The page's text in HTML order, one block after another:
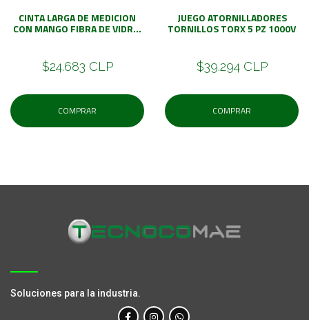
CINTA LARGA DE MEDICION
CON MANGO FIBRA DE VIDR...
$24.683 CLP
COMPRAR
JUEGO ATORNILLADORES
TORNILLOS TORX 5 PZ 1000V
$39.294 CLP
COMPRAR
Soluciones para la industria.